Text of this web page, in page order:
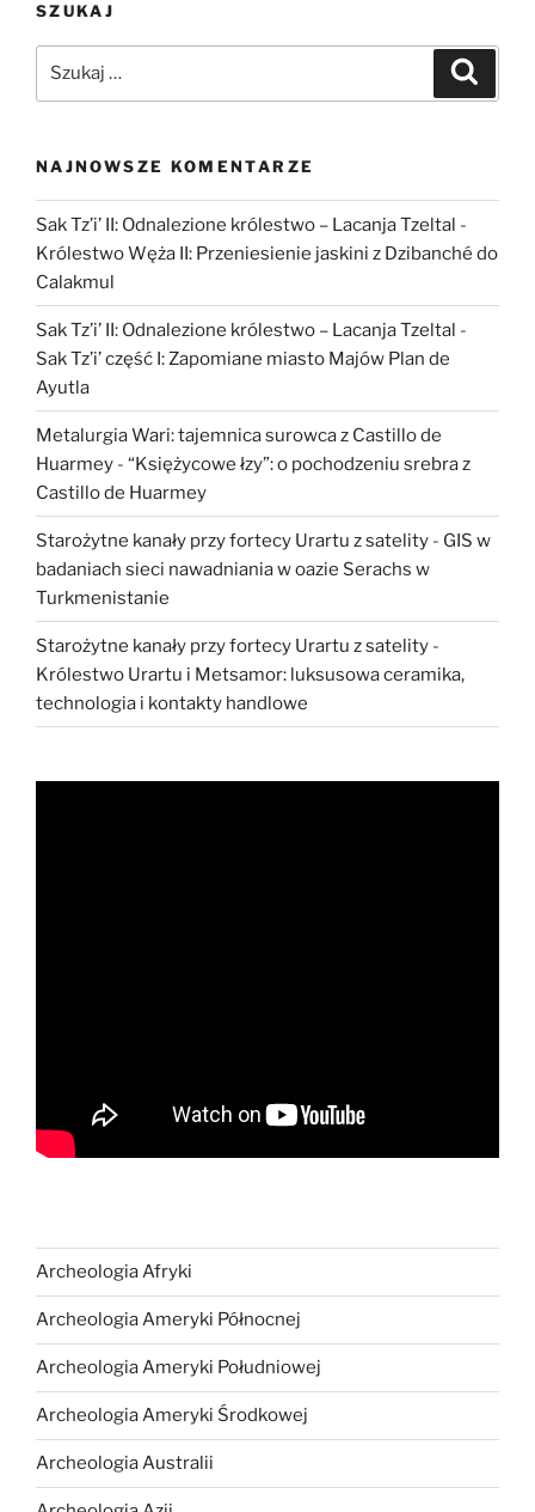
Złoty
SZUKAJ
NAJNOWSZE KOMENTARZE
Sak Tz’i’ II: Odnalezione królestwo – Lacanja Tzeltal -
Królestwo Węża II: Przeniesienie jaskini z Dzibanché do
Calakmul
Sak Tz’i’ II: Odnalezione królestwo – Lacanja Tzeltal -
Sak Tz’i’ część I: Zapomiane miasto Majów Plan de
Ayutla
Metalurgia Wari: tajemnica surowca z Castillo de
Huarmey - “Księżycowe łzy”: o pochodzeniu srebra z
Castillo de Huarmey
Starożytne kanały przy fortecy Urartu z satelity - GIS w
badaniach sieci nawadniania w oazie Serachs w
Turkmenistanie
Starożytne kanały przy fortecy Urartu z satelity -
Królestwo Urartu i Metsamor: luksusowa ceramika,
technologia i kontakty handlowe
Archeologia Afryki
Archeologia Ameryki Północnej
Archeologia Ameryki Południowej
Archeologia Ameryki Środkowej
Archeologia Australii